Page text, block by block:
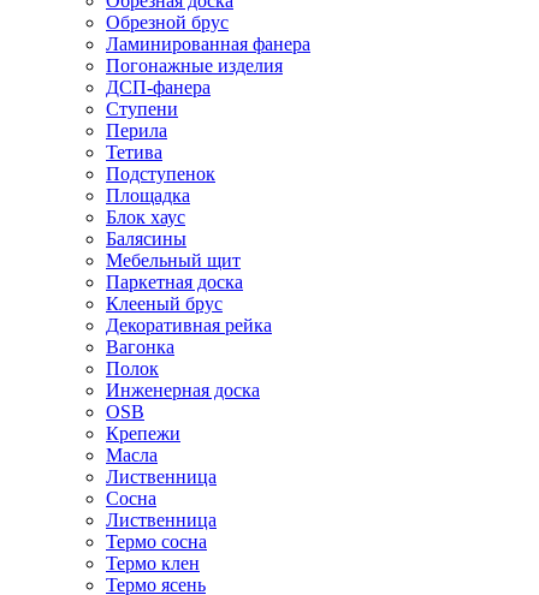
Обрезной брус
Ламинированная фанера
Погонажные изделия
ДСП-фанера
Ступени
Перила
Тетива
Подступенок
Площадка
Блок хаус
Балясины
Мебельный щит
Паркетная доска
Клееный брус
Декоративная рейка
Вагонка
Полок
Инженерная доска
OSB
Крепежи
Масла
Лиственница
Сосна
Лиственница
Термо сосна
Термо клен
Термо ясень